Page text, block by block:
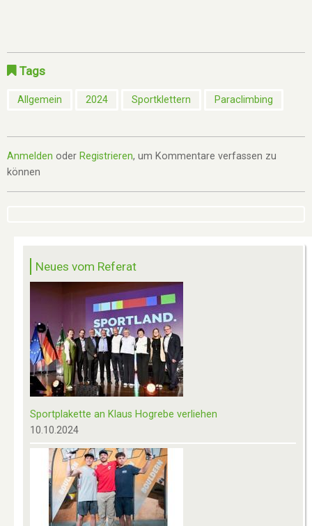
Tags
Allgemein 2024 Sportklettern Paraclimbing
Anmelden oder Registrieren, um Kommentare verfassen zu
können
Neues vom Referat
Sportplakette an Klaus Hogrebe verliehen
10.10.2024